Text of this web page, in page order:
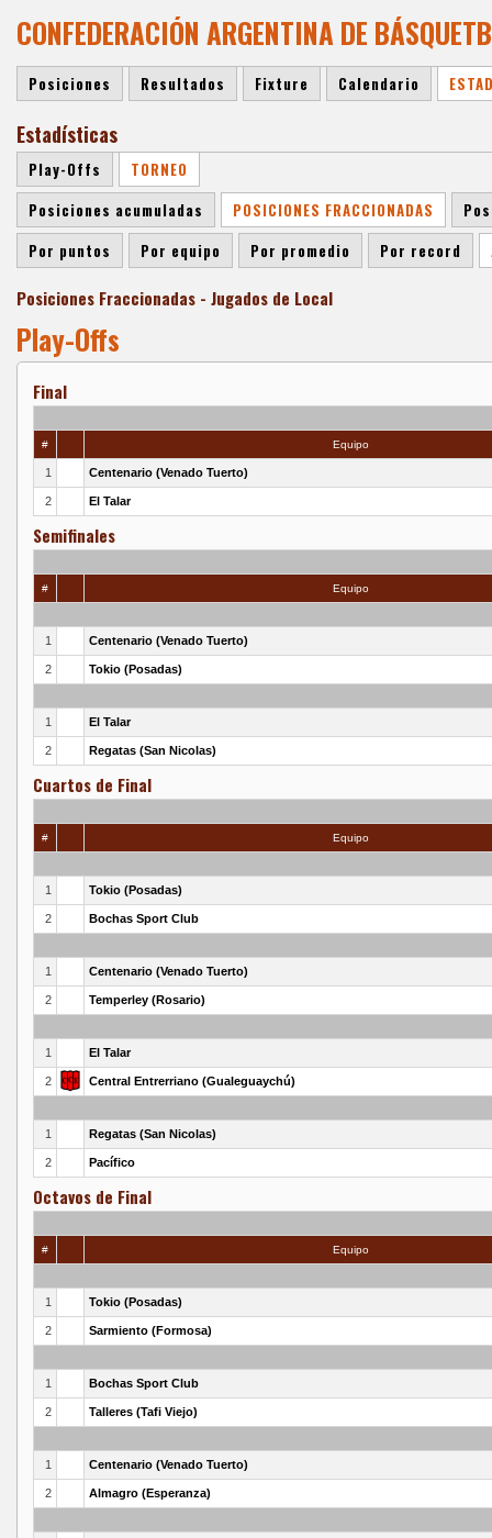
CONFEDERACIÓN ARGENTINA DE
Posiciones Resultados Fixture Calendario
Estadísticas
Play-Offs
TORNEO
Posiciones acumuladas
POSICIONES FRACCIONADAS
Por puntos
Por equipo Por promedio Por record
Posiciones Fraccionadas - Jugados de Local
Play-Offs
Final
# Equipo
1 Centenario (Venado Tuerto)
2 El Talar
Semifinales
# Equipo
1 Centenario (Venado Tuerto)
2 Tokio (Posadas)
1 El Talar
2 Regatas (San Nicolas)
Cuartos de Final
# Equipo
1 Tokio (Posadas)
2 Bochas Sport Club
1 Centenario (Venado Tuerto)
2 Temperley (Rosario)
1 El Talar
2 Central Entrerriano (Gualeguaychú)
1 Regatas (San Nicolas)
2 Pacífico
Octavos de Final
# Equipo
1 Tokio (Posadas)
2 Sarmiento (Formosa)
1 Bochas Sport Club
2 Talleres (Tafi Viejo)
1 Centenario (Venado Tuerto)
2 Almagro (Esperanza)